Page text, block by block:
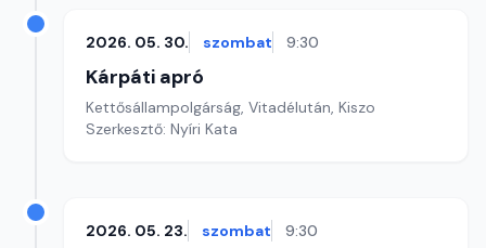
2026. 05. 30. szombat 9:30
Kárpáti apró
Kettősállampolgárság, Vitadélután, Kiszo
Szerkesztő: Nyíri Kata
2026. 05. 23. szombat 9:30